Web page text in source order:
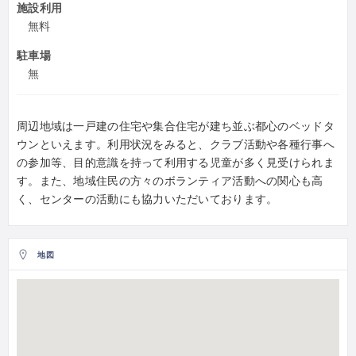
施設利用
無料
駐車場
無
周辺地域は一戸建の住宅や集合住宅が建ち並ぶ都心のベッドタ
ウンといえます。利用状況をみると、クラブ活動や各種行事へ
の参加等、目的意識を持って利用する児童が多く見受けられま
す。また、地域住民の方々のボランティア活動への関心も高
く、センターの活動にも協力いただいております。
地図